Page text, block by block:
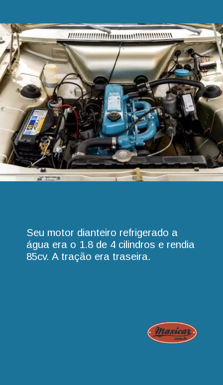
Seu motor dianteiro refrigerado a
água era o 1.8 de 4 cilindros e rendia
85cv. A tração era traseira.